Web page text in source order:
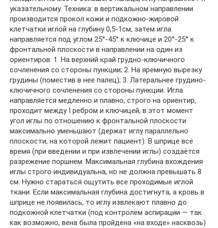
указательному. Техника: в вертикальном направлении
производится прокол кожи и подкожно-жировой
клетчатки иглой на глубину 0,5-1см, затем игла
направляется под углом 25°-45° к ключице и 20°-25° к
фронтальной плоскости в направлении на один из
ориентиров: 1. На верхний край грудно-ключичного
сочленения со стороны пункции; 2. На яремную вырезку
грудины (поместив в нее палец); 3. Латеральнее грудино-
ключичного сочленения со стороны пункции. Игла
направляется медленно и плавно, строго на ориентир,
проходит между I ребром и ключицей, в этот момент
угол иглы по отношению к фронтальной плоскости
максимально уменьшают (держат иглу параллельно
плоскости, на которой лежит пациент). В шприце все
время (при введении и при извлечении иглы) создаётся
разрежение поршнем. Максимальная глубина вхождения
иглы строго индивидуальна, но не должна превышать 8
см. Нужно стараться ощутить все проходимые иглой
ткани. Если максимальная глубина достигнута, а кровь в
шприце не появилась, то иглу извлекают плавно до
подкожной клетчатки (под контролем аспирации — так
как возможно, вена была пройдена «на входе» насквозь)